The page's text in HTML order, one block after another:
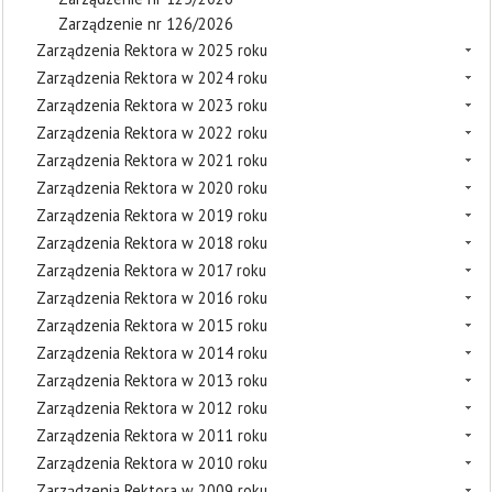
Zarządzenie nr 126/2026
Zarządzenia Rektora w 2025 roku
Zarządzenia Rektora w 2024 roku
Zarządzenia Rektora w 2023 roku
Zarządzenia Rektora w 2022 roku
Zarządzenia Rektora w 2021 roku
Zarządzenia Rektora w 2020 roku
Zarządzenia Rektora w 2019 roku
Zarządzenia Rektora w 2018 roku
Zarządzenia Rektora w 2017 roku
Zarządzenia Rektora w 2016 roku
Zarządzenia Rektora w 2015 roku
Zarządzenia Rektora w 2014 roku
Zarządzenia Rektora w 2013 roku
Zarządzenia Rektora w 2012 roku
Zarządzenia Rektora w 2011 roku
Zarządzenia Rektora w 2010 roku